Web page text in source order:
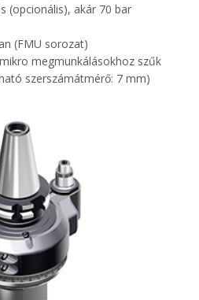
(opcionális), akár 70 bar
(FMU sorozat)
megmunkálásokhoz szűk
szerszámátmérő: 7 mm)